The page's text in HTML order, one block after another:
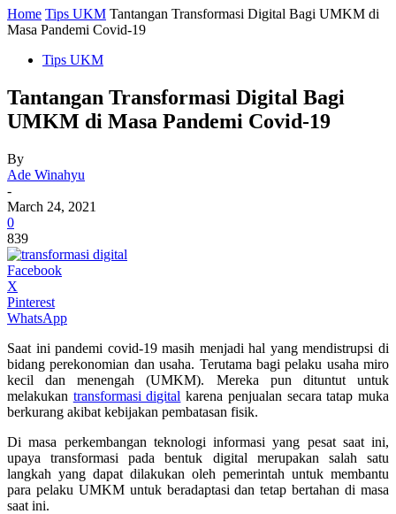
Home Tips UKM Tantangan Transformasi Digital Bagi UMKM di
Masa Pandemi Covid-19
Tips UKM
Tantangan Transformasi Digital Bagi
UMKM di Masa Pandemi Covid-19
By
Ade Winahyu
-
March 24, 2021
0
839
Facebook
X
Pinterest
WhatsApp
Saat ini pandemi covid-19 masih menjadi hal yang mendistrupsi di
bidang perekonomian dan usaha. Terutama bagi pelaku usaha miro
kecil dan menengah (UMKM). Mereka pun dituntut untuk
melakukan transformasi digital karena penjualan secara tatap muka
berkurang akibat kebijakan pembatasan fisik.
Di masa perkembangan teknologi informasi yang pesat saat ini,
upaya transformasi pada bentuk digital merupakan salah satu
langkah yang dapat dilakukan oleh pemerintah untuk membantu
para pelaku UMKM untuk beradaptasi dan tetap bertahan di masa
saat ini.